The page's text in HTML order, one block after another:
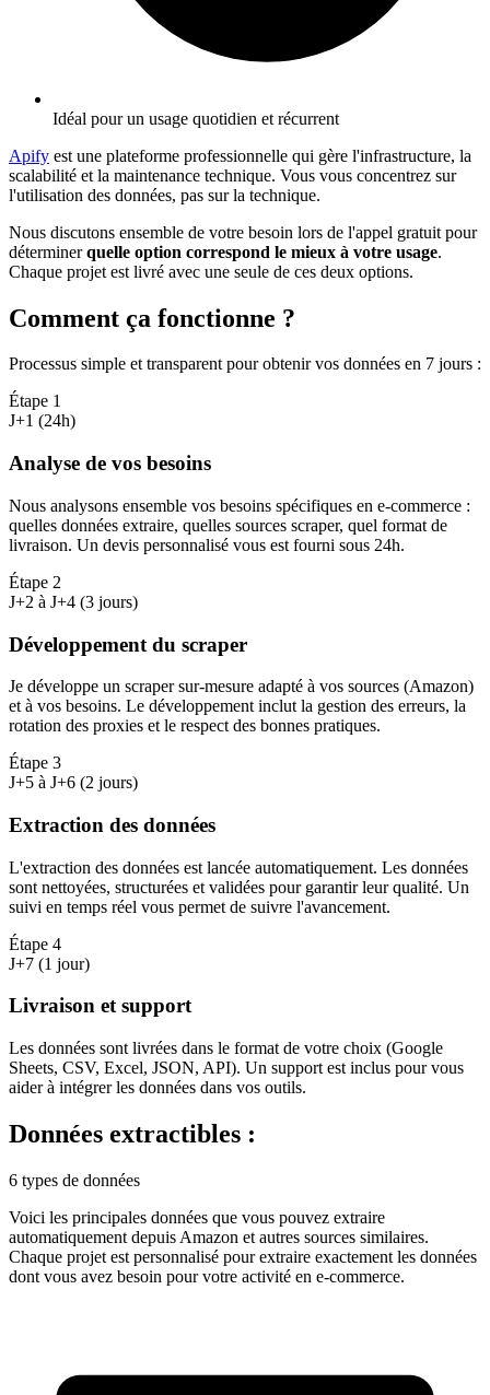
Idéal pour un usage quotidien et récurrent
Apify est une plateforme professionnelle qui gère l'infrastructure, la
scalabilité et la maintenance technique. Vous vous concentrez sur
l'utilisation des données, pas sur la technique.
Nous discutons ensemble de votre besoin lors de l'appel gratuit pour
déterminerquelle option correspond le mieux à votre usage.
Chaque projet est livré avec une seule de ces deux options.
Comment ça fonctionne ?
Processus simple et transparent pour obtenir vos données en 7 jours :
Étape 1
J+1 (24h)
Analyse de vos besoins
Nous analysons ensemble vos besoins spécifiques en e-commerce :
quelles données extraire, quelles sources scraper, quel format de
livraison. Un devis personnalisé vous est fourni sous 24h.
Étape 2
J+2 à J+4 (3 jours)
Développement du scraper
Je développe un scraper sur-mesure adapté à vos sources (Amazon)
et à vos besoins. Le développement inclut la gestion des erreurs, la
rotation des proxies et le respect des bonnes pratiques.
Étape 3
J+5 à J+6 (2 jours)
Extraction des données
L'extraction des données est lancée automatiquement. Les données
sont nettoyées, structurées et validées pour garantir leur qualité. Un
suivi en temps réel vous permet de suivre l'avancement.
Étape 4
J+7 (1 jour)
Livraison et support
Les données sont livrées dans le format de votre choix (Google
Sheets, CSV, Excel, JSON, API). Un support est inclus pour vous
aider à intégrer les données dans vos outils.
Données extractibles :
6 types de données
Voici les principales données que vous pouvez extraire
automatiquement depuis Amazon et autres sources similaires.
Chaque projet est personnalisé pour extraire exactement les données
dont vous avez besoin pour votre activité en e-commerce.